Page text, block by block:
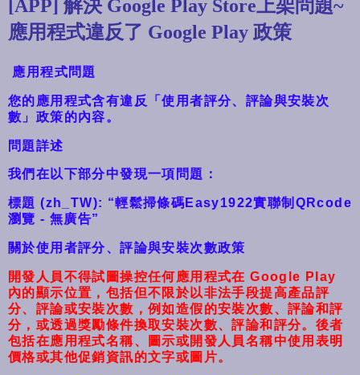
[APP] 解決 Google Play Store上架問題~
應用程式違反了 Google Play 政策
應用程式問題
您的應用程式含有違反「使用者評分、評論與安裝次
數」政策的內容。
問題詳述
我們在以下部分中發現一項問題：
標題 (zh_TW): “輕鬆掃條碼Easy1922實聯制QRcode
瀏覽 - 無廣告”
關於使用者評分、評論與安裝次數政策
開發人員不得試圖操控任何應用程式在 Google Play
內的顯示位置，包括但不限於以非法手段提高產品評
分、評論或安裝次數，例如造假的安裝次數、評論和評
分，或透過獎勵條件換取安裝次數、評論和評分。後者
包括在應用程式名稱、圖示或開發人員名稱中使用表明
價格或其他促銷資訊的文字或圖片。